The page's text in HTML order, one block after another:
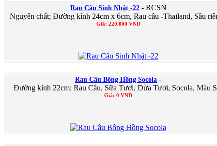
Rau Câu Sinh Nhật -22- RCSN
Nguyên chất; Đường kính 24cm x 6cm, Rau câu -Thailand, Sầu
Giá: 220.000 VND
Rau Câu Bông Hồng Socola -
Đường kính 22cm; Rau Câu, Sữa Tươi, Dừa Tươi, Socola, Màu
Giá: 0 VND